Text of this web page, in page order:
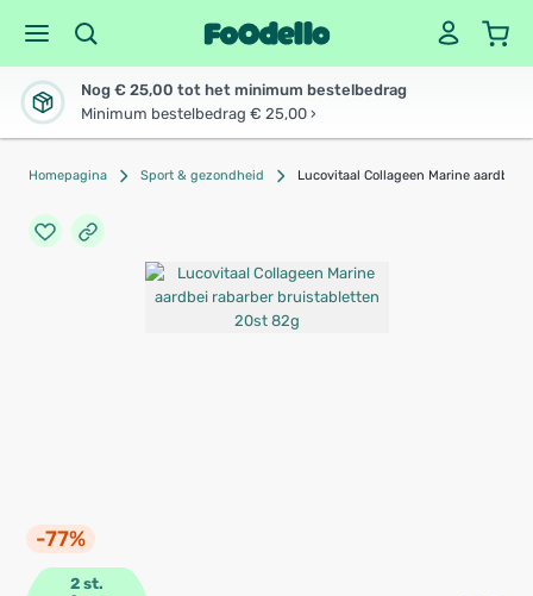
Nog € 25,00 tot het minimum bestelbedrag
Minimum bestelbedrag € 25,00 ›
Homepagina Sport & gezondheid Lucovitaal Collageen Marine aardbei
-77%
2 st.